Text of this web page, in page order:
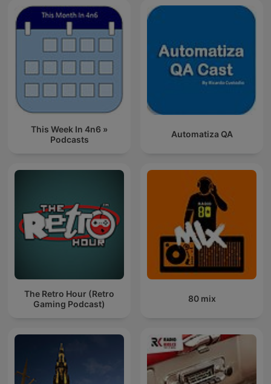
This Week In 4n6 »
Podcasts
Automatiza QA
The Retro Hour (Retro
Gaming Podcast)
80 mix